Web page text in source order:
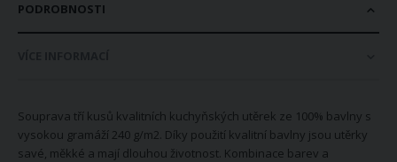
PODROBNOSTI
Souprava tří kusů kvalitních kuchyňských utěrek ze 100% bavlny s
vysokou gramáží 240 g/m2. Díky použití kvalitní bavlny jsou utěrky
savé, měkké a mají dlouhou životnost. Kombinace barev a